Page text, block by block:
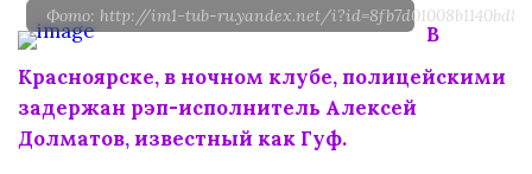
Фото: http://im1-tub-ru.yandex.net/
В
Красноярске, в ночном клубе, полицейскими
задержан рэп-исполнитель Алексей
Долматов, известный как Гуф.